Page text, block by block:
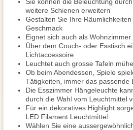
weitere Schienen erweitern
Gestalten Sie Ihre
Geschmack
Eignet sich auch als
Über dem Couch- oder Esstisch
Lichtaccessoire
Leuchtet auch grosse Tafeln
Ob beim Abendessen, Spiele
Tätigkeiten, immer das passende
Die Esszimmer Hängeleuchte
durch die Wahl vom Leuchtmittel
Für ein dekoratives Highlight
LED Filament Leuchtmittel
Wählen Sie eine